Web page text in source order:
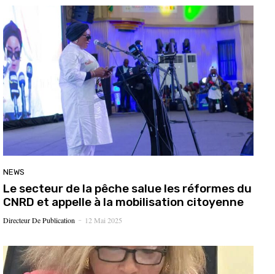
NEWS
Le secteur de la pêche salue les réformes du
CNRD et appelle à la mobilisation citoyenne
Directeur De Publication - 12 Mai 2025